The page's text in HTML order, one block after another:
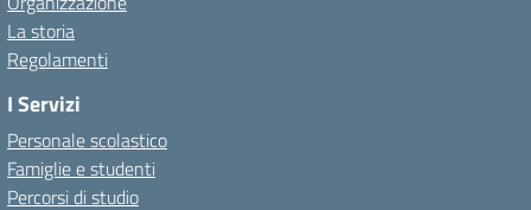
La storia
Regolamenti
I Servizi
Personale scolastico
Famiglie e studenti
Percorsi di studio